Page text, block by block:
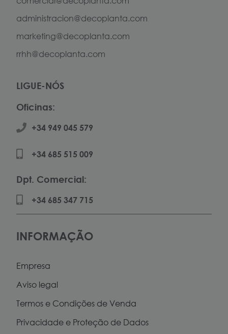
administracion@decoplanta.com
marketing@decoplanta.com
rrhh@decoplanta.com
LIGUE-NÓS
Oficinas:
+34 949 045 579
+34 685 515 009
Dpt. Comercial:
+34 685 347 715
INFORMAÇÃO
Empresa
Aviso legal
Termos e Condições de Venda
Privacidade e Proteção de Dados